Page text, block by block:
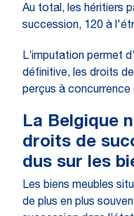
Au total, les héritiers
succession, 120 à
L’imputation permet
définitive, les droits
perçus à
La Belgique
droits de
dus sur les
Les biens meubles
de plus en plus